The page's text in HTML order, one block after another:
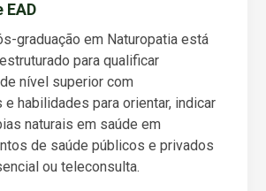
graduação em Naturopatia está
para qualificar
nível superior com
habilidades para orientar, indicar
naturais em saúde em
de saúde públicos e privados
ou teleconsulta.